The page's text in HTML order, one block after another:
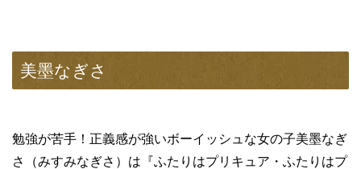
美墨なぎさ
勉強が苦手！正義感が強いボーイッシュな女の子美墨なぎ
さ（みすみなぎさ）は『ふたりはプリキュア・ふたりはプ